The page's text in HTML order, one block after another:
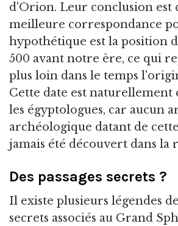
d'Orion. Leur conclusion est
meilleure correspondance
hypothétique est la position
500 avant notre ère, ce qui
plus loin dans le temps
Cette date est naturellement
les égyptologues, car aucun
archéologique datant de
jamais été découvert dans la
Des passages secrets ?
Il existe plusieurs légendes de
secrets associés au Grand